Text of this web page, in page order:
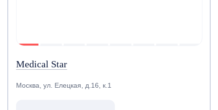
Medical Star
Москва, ул. Елецкая, д.16, к.1